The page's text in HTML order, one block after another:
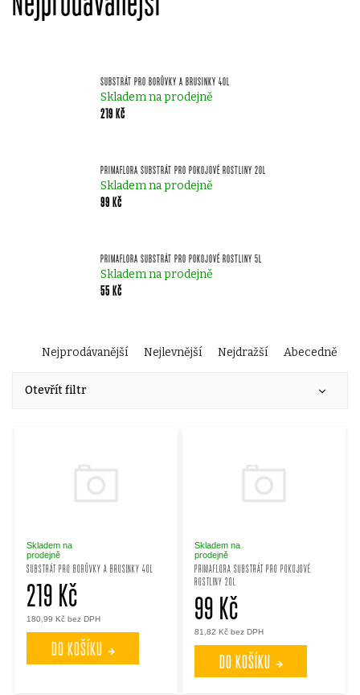
SUBSTRÁT PRO BORŮVKY A BRUSINKY 40L
Skladem na prodejně
219 Kč
PRIMAFLORA SUBSTRÁT PRO POKOJOVÉ ROSTLINY 20L
Skladem na prodejně
99 Kč
PRIMAFLORA SUBSTRÁT PRO POKOJOVÉ ROSTLINY 5L
Skladem na prodejně
55 Kč
Ř
a
í
p
r
o
Nejprodávanější Nejlevnější Nejdražší Abecedně
Otevřít filtr
SUBSTRÁT PRO BORŮVKY A BRUSINKY 40L
Skladem na
prodejně
180,99 Kč bez DPH
219 Kč
DO KOŠÍKU
PRIMAFLORA SUBSTRÁT PRO POKOJOVÉ
ROSTLINY 20L
Skladem na
prodejně
81,82 Kč bez DPH
99 Kč
DO KOŠÍKU